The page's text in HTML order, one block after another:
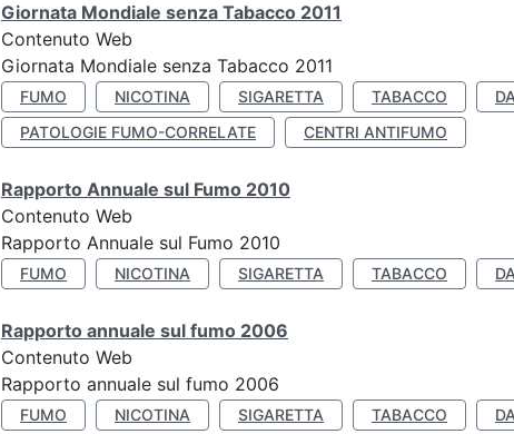
Giornata Mondiale senza Tabacco 2011
Contenuto Web
Giornata Mondiale senza Tabacco 2011
FUMO NICOTINA SIGARETTA TABACCO
PATOLOGIE FUMO-CORRELATE
CENTRI ANTIFUMO
Rapporto Annuale sul Fumo 2010
Contenuto Web
Rapporto Annuale sul Fumo 2010
FUMO NICOTINA SIGARETTA TABACCO
Rapporto annuale sul fumo 2006
Contenuto Web
Rapporto annuale sul fumo 2006
FUMO NICOTINA SIGARETTA TABACCO